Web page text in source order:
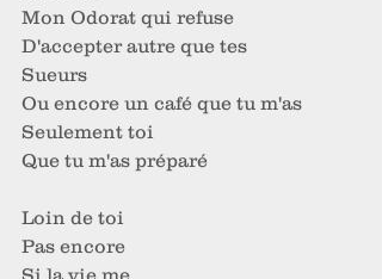
Mon Odorat qui refuse
D'accepter autre que tes
Sueurs
Ou encore un café que tu m'as
Seulement toi
Que tu m'as préparé
Loin de toi
Pas encore
Si la vie me